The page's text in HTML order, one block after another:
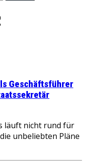
Geschäftsführer
läuft nicht rund für
unbeliebten Pläne